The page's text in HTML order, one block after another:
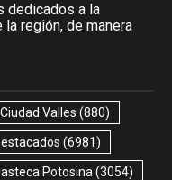
dedicados a la
región, de manera
Ciudad Valles (880)
(6981)
Potosina (3054)